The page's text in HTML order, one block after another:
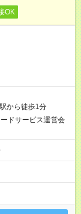
OK
から徒歩1分
ドサービス運営会